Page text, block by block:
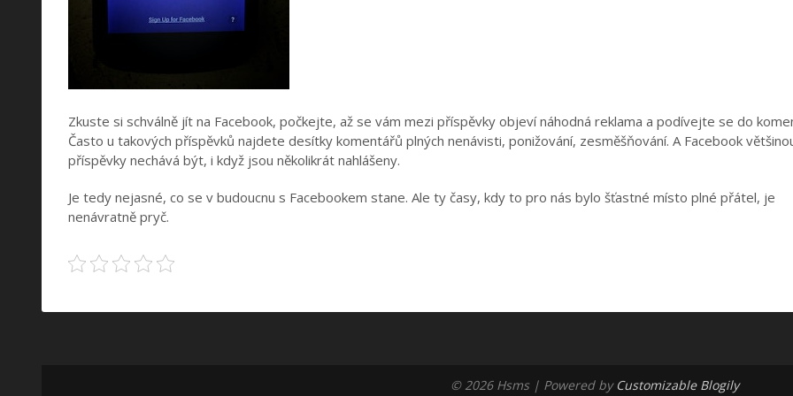
Zkuste si schválně jít na Facebook, počkejte, až se vám mezi příspěvky objeví náhodná reklama a podívejte se do
Často u takových příspěvků najdete desítky komentářů plných nenávisti, ponižování, zesměšňování. A Facebook
příspěvky nechává být, i když jsou několikrát nahlášeny.
Je tedy nejasné, co se v budoucnu s Facebookem stane. Ale ty časy, kdy to pro nás bylo šťastné místo plné přátel, je
nenávratně pryč.
© 2026 Hsms | Powered by Customizable Blogily